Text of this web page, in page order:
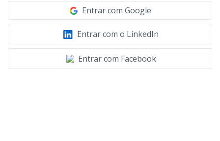
Entrar com Google
Entrar com o LinkedIn
Entrar com Facebook